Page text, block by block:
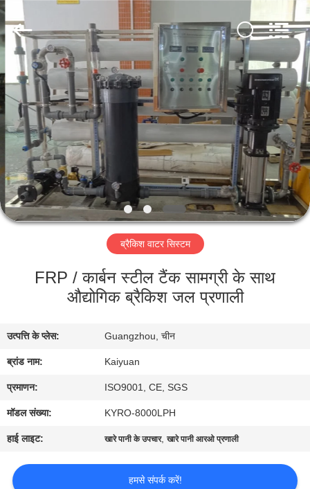
घर
उत्पादों
हमारे
बारे
में
भ्रमण
नियंत्रण
संपर्क
करें
उद्धरण
Kai
Yuan
Water
Treatment
Equipment
Co.,
Ltd..
Rights
Reserved.
ब्रैकिश वाटर सिस्टम
FRP / कार्बन स्टील टैंक सामग्री के साथ
औद्योगिक ब्रैकिश जल प्रणाली
उत्पत्ति के प्लेस: Guangzhou, चीन
ब्रांड नाम: Kaiyuan
प्रमाणन: ISO9001, CE, SGS
मॉडल संख्या: KYRO-8000LPH
हाई लाइट: खारे पानी के उपचार,खारे पानी आरओ प्रणाली
हमसे संपर्क करें!